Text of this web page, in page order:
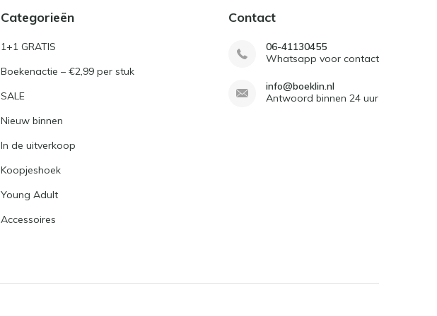
Categorieën
1+1 GRATIS
Boekenactie – €2,99 per stuk
SALE
Nieuw binnen
In de uitverkoop
Koopjeshoek
Young Adult
Accessoires
Contact
06-41130455
Whatsapp voor contact
info@boeklin.nl
Antwoord binnen 24 uur